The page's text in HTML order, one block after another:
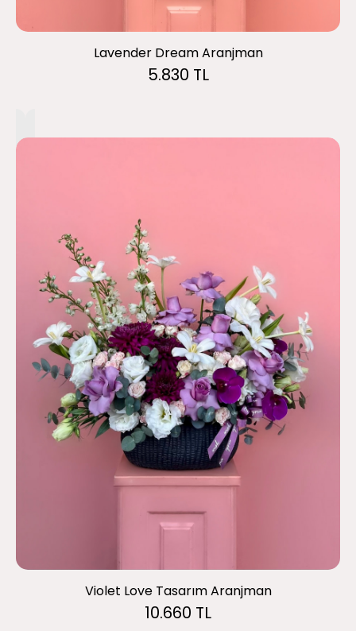
Lavender Dream Aranjman
5.830 TL
Violet Love Tasarım Aranjman
10.660 TL